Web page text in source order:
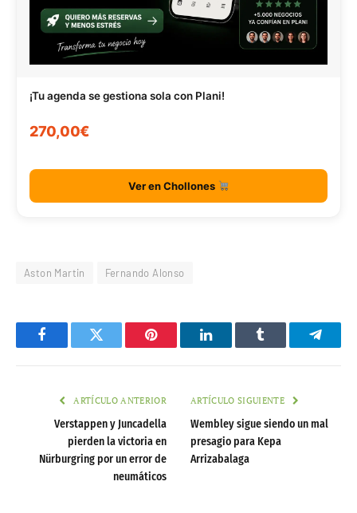
¡Tu agenda se gestiona sola con Plani!
270,00€
Ver en Chollones
Aston Martin Fernando Alonso
FacebookTwitter Pinterest LinkedInTumblr
ARTÍCULO ANTERIOR
Verstappen y Juncadella
pierden la victoria en
Nürburgring por un error de
neumáticos
ARTÍCULO SIGUIENTE
Wembley sigue siendo un mal
presagio para Kepa
Arrizabalaga